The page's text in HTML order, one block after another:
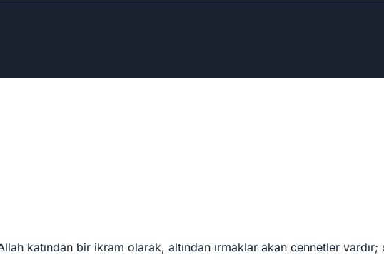
katından bir ikram olarak, altından ırmaklar akan cennetler